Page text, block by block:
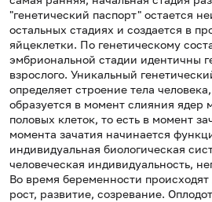
"генетический паспорт" остается
остальных стадиях и создается в
яйцеклетки. По генетическому
эмбриональной стадии идентичны
взрослого. Уникальный
определяет строение тела
образуется в момент слияния ядер
половых клеток, то есть в момент
момента зачатия начинается
индивидуальная биологическая
человеческая индивидуальность,
Во время беременности
рост, развитие, созревание.